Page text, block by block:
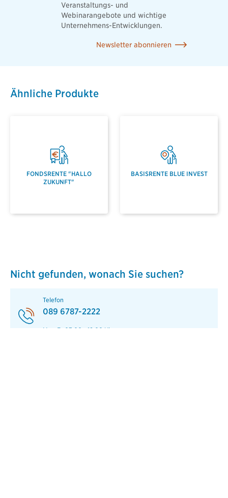
Veranstaltungs- und
Webinarangebote und wichtige
Unternehmens-Entwicklungen.
Newsletter abonnieren
Ähnliche Produkte
FONDSRENTE "HALLO
ZUKUNFT"
BASISRENTE BLUE INVEST
Nicht gefunden, wonach Sie suchen?
Telefon
089 6787-2222
Mo - Fr 07:00 - 18:00 Uhr